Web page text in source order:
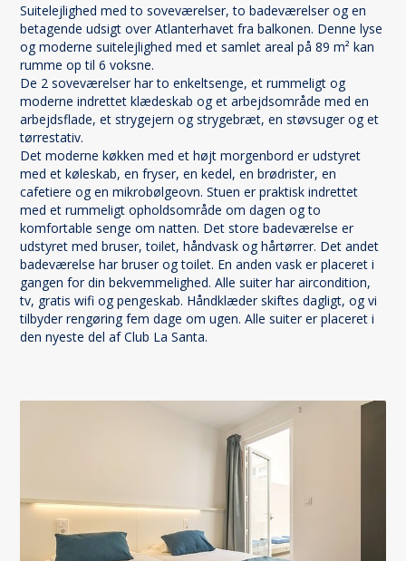
Suitelejlighed med to soveværelser, to badeværelser og en
betagende udsigt over Atlanterhavet fra balkonen. Denne lyse
og moderne suitelejlighed med et samlet areal på 89 m² kan
rumme op til 6 voksne.
De 2 soveværelser har to enkeltsenge, et rummeligt og
moderne indrettet klædeskab og et arbejdsområde med en
arbejdsflade, et strygejern og strygebræt, en støvsuger og et
tørrestativ.
Det moderne køkken med et højt morgenbord er udstyret
med et køleskab, en fryser, en kedel, en brødrister, en
cafetiere og en mikrobølgeovn. Stuen er praktisk indrettet
med et rummeligt opholdsområde om dagen og to
komfortable senge om natten. Det store badeværelse er
udstyret med bruser, toilet, håndvask og hårtørrer. Det andet
badeværelse har bruser og toilet. En anden vask er placeret i
gangen for din bekvemmelighed. Alle suiter har aircondition,
tv, gratis wifi og pengeskab. Håndklæder skiftes dagligt, og vi
tilbyder rengøring fem dage om ugen. Alle suiter er placeret i
den nyeste del af Club La Santa.